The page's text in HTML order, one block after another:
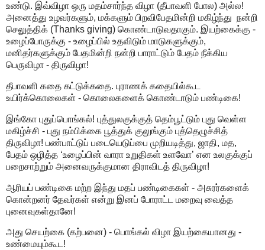
உண்டு. இவ்விழா ஒரு மதம்சார்ந்த விழா (தீபாவளி போல) அல்ல!
அனைத்து உழவர்களும், மக்களும் பிறவிபேதமின்றி மகிழ்ந்து நன்றி
செலுத்திக் (Thanks giving) கொண்டாடுவதாகும். இயற்கைக்கு -
உழைப்போருக்கு - உழைப்பில் உதவிடும் மாடுகளுக்கும்,
மனிதர்களுக்கும் பேதமின்றி நன்றி பாராட்டும் பேதம் நீக்கிய
பெருவிழா - திருவிழா!
தீபாவளி கதை கட்டுக்கதை. புராணக் கதையில்கூட
உயிர்க்கொலைகள் - கொலைகளைக் கொண்டாடும் பண்டிகை!
இங்கோ புதுப்பொங்கல்! புத்துலகுக்குத் தெம்பூட்டும் புது வெள்ள
மகிழ்ச்சி - புது நம்பிக்கை பூத்துக் குலுங்கும் புத்தெழுச்சித்
திருவிழா! பண்பாட்டுப் படையெடுப்பை முறியடித்து, ஜாதி, மத,
பேதம் ஒழித்த ‘உழைப்பின் வாரா உறுதிகள் உளவோ’ என உலகுக்குப்
பறைசாற்றும் அனைவருக்குமான திராவிடத் திருவிழா!
ஆரியப் பண்டிகை மற்ற இந்து மதப் பண்டிகைகள் - அசுரர்களைக்
கொன்றனர் தேவர்கள் என்று இனப் போராட்ட மறைவு வைத்த
புனைவுகள்தானே!
அது செயற்கை (கற்பனை) - பொங்கல் விழா இயற்கையானது -
உண்மையும்கூட!